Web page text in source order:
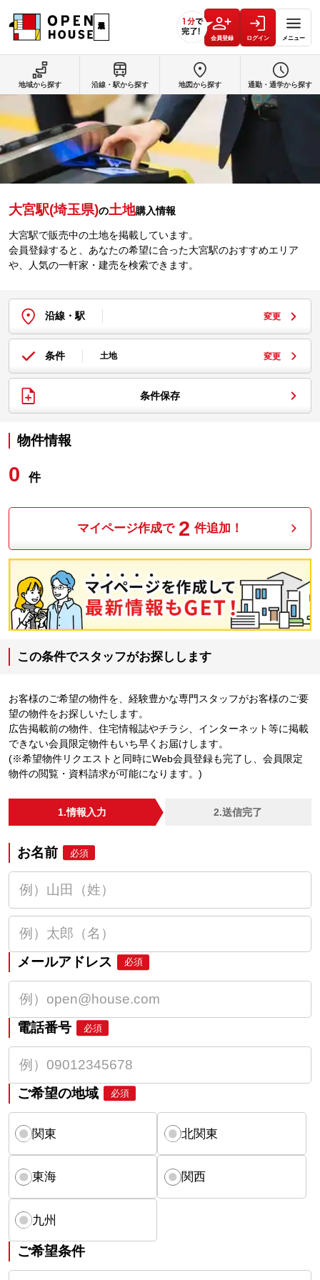
会員登録 ログイン メニュー
大宮駅(埼玉県)の土地購入情報
大宮駅で販売中の土地を掲載しています。
会員登録すると、あなたの希望に合った大宮駅のおすすめエリア
や、人気の一軒家・建売を検索できます。
沿線・駅 変更
条件 土地 変更
条件保存
物件情報
0 件
マイページ作成で 2 件追加！
この条件でスタッフがお探しします
お客様のご希望の物件を、経験豊かな専門スタッフがお客様のご要
望の物件をお探しいたします。
広告掲載前の物件、住宅情報誌やチラシ、インターネット等に掲載
できない会員限定物件もいち早くお届けします。
(※希望物件リクエストと同時にWeb会員登録も完了し、会員限定
物件の閲覧・資料請求が可能になります。)
1.情報入力 2.送信完了
お名前 必須
メールアドレス 必須
電話番号 必須
ご希望の地域 必須
関東 北関東
東海 関西
九州
ご希望条件
地域から探す 沿線・駅から探す 地図から探す 通勤・通学から探す